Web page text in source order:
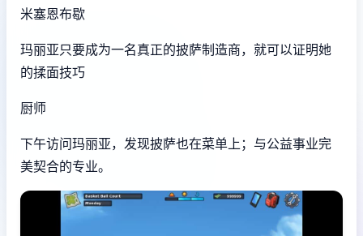
米塞恩布歇
玛丽亚只要成为一名真正的披萨制造商，就可以证明她
的揉面技巧
厨师
下午访问玛丽亚，发现披萨也在菜单上；与公益事业完
美契合的专业。